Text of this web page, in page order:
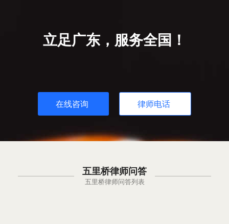
立足广东，服务全国！
在线咨询 律师电话
五里桥律师问答
五里桥律师问答列表